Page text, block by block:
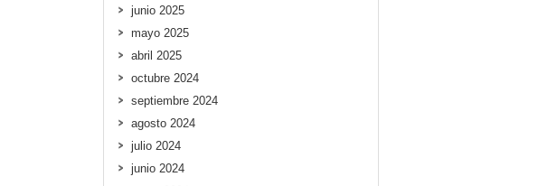
junio 2025
mayo 2025
abril 2025
octubre 2024
septiembre 2024
agosto 2024
julio 2024
junio 2024